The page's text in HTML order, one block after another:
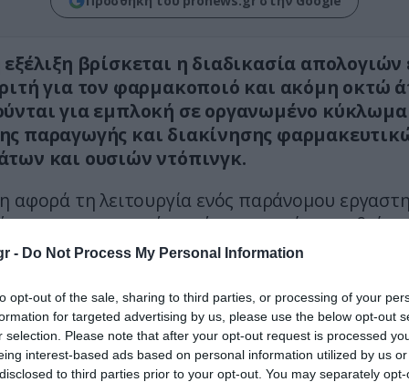
- Do Not Process My Personal Information
opt-out of the sale, sharing to third parties, or processing of your
for targeted advertising by us, please use the below opt-out
selection. Please note that after your opt-out request is processed
interest-based ads based on personal information utilized by us
to third parties prior to your opt-out. You may separately
βρίσκεται η διαδικασία
για τον φαρμακοποιό και ακόμη οκτώ
για εμπλοκή σε οργανωμένο κύκλωμα
παραγωγής και διακίνησης
και ουσιών ντόπινγκ.
αφορά τη λειτουργία ενός παράνομου
με τις αρχές – φέρεται να είχε στηθεί
για περίπου έξι μήνες στο υπόγειο
αναφέρεται, παρασκευάζονταν απαγορευμένες
χάπια αδυνατίσματος και άλλα επικίνδυνα
στη συνέχεια διοχετεύονταν παράνομα στην